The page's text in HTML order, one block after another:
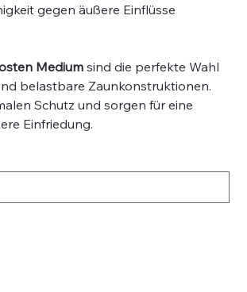
gegen äußere Einflüsse
Mediumsind die perfekte Wahl
belastbare Zaunkonstruktionen.
Schutz und sorgen für eine
Einfriedung.